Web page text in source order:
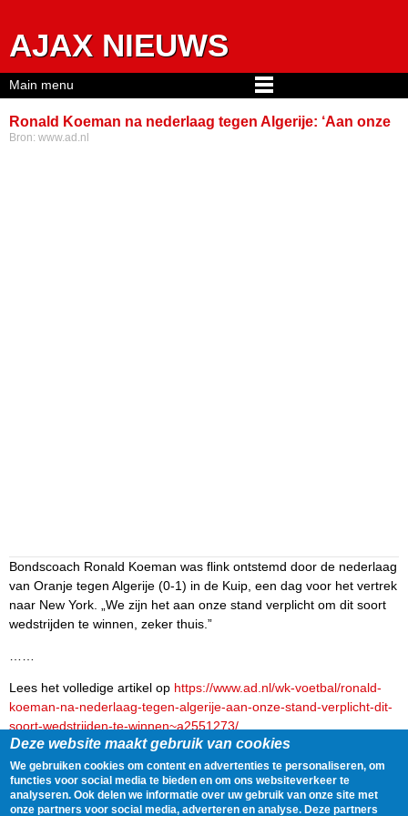
AJAX NIEUWS
Ronald Koeman na nederlaag tegen Algerije: ‘Aan onze
Bron: www.ad.nl
Bondscoach Ronald Koeman was flink ontstemd door de nederlaag
van Oranje tegen Algerije (0-1) in de Kuip, een dag voor het vertrek
naar New York. „We zijn het aan onze stand verplicht om dit soort
wedstrijden te winnen, zeker thuis.”
Lees het volledige artikel op https://www.ad.nl/wk-voetbal/ronald-
koeman-na-nederlaag-tegen-algerije-aan-onze-stand-verplicht-dit-
soort-wedstrijden-te-winnen~a2551273/
Delen 3 June, 2026 - 23:21
Gegevens
Main menu
Deze website maakt gebruik van cookies
We gebruiken cookies om content en advertenties te personaliseren, om
functies voor social media te bieden en om ons websiteverkeer te
analyseren. Ook delen we informatie over uw gebruik van onze site met
onze partners voor social media, adverteren en analyse. Deze partners